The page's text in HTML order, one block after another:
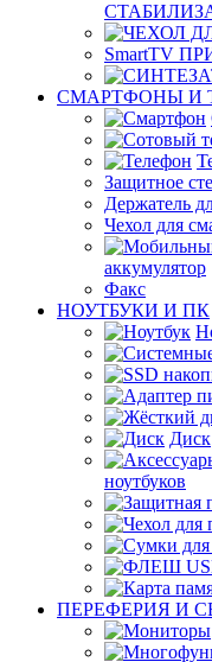
SmartTV
СМАРТФОНЫ И
Защитное
Держатель
Чехол для
аккумулятор
Факс
НОУТБУКИ И ПК
Диск
ноутбуков
ПЕРЕФЕРИЯ И